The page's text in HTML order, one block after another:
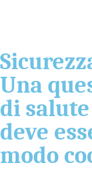
Una
di
deve
modo